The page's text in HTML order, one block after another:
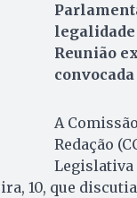
legalidade
Reunião
A
Redação
Legislativa
10, que